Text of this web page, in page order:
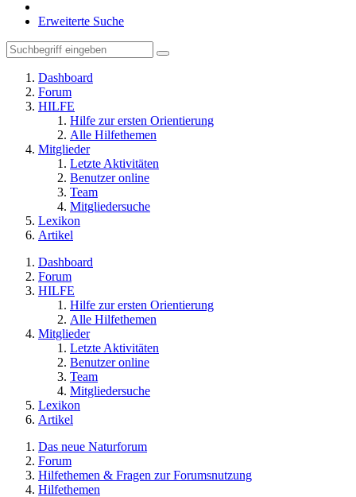
Erweiterte Suche
Dashboard
Forum
HILFE
Hilfe zur ersten Orientierung
Alle Hilfethemen
Mitglieder
Letzte Aktivitäten
Benutzer online
Team
Mitgliedersuche
Lexikon
Artikel
Dashboard
Forum
HILFE
Hilfe zur ersten Orientierung
Alle Hilfethemen
Mitglieder
Letzte Aktivitäten
Benutzer online
Team
Mitgliedersuche
Lexikon
Artikel
Das neue Naturforum
Forum
Hilfethemen & Fragen zur Forumsnutzung
Hilfethemen